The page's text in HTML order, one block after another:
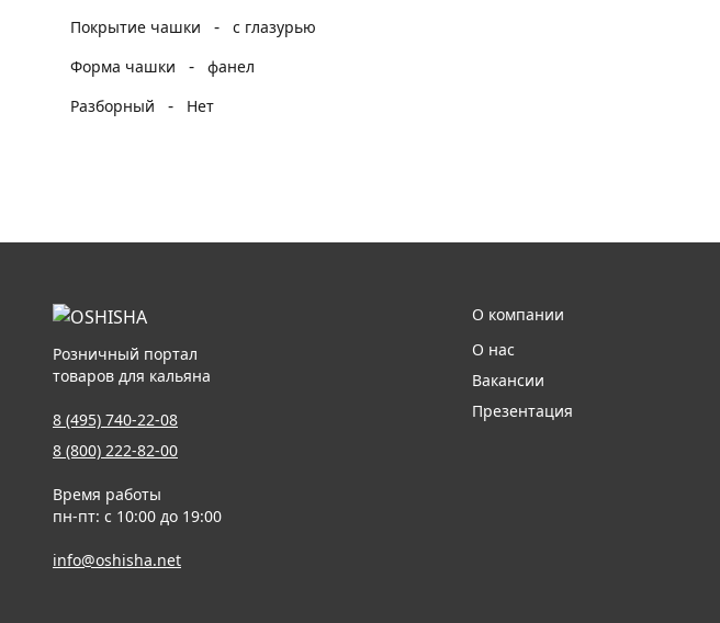
Покрытие чашки
- с глазурью
Форма чашки
- фанел
Разборный
- Нет
Розничный портал
товаров для кальяна
8 (495) 740-22-08
8 (800) 222-82-00
Время работы
пн-пт: с 10:00 до 19:00
info@oshisha.net
О компании
О нас
Вакансии
Презентация